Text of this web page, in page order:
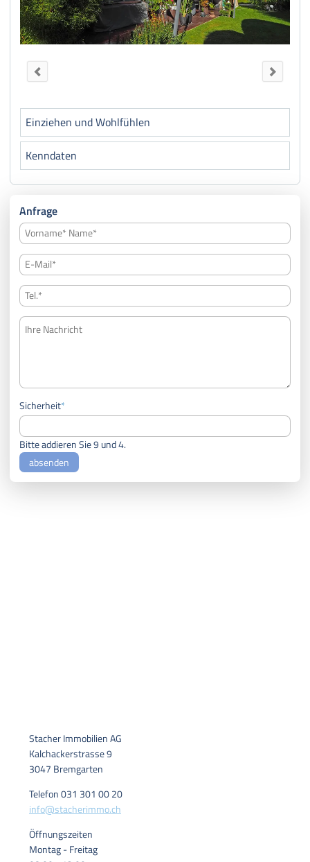
Einziehen und Wohlfühlen
Kenndaten
Anfrage
Pflichtfeld
Sicherheit*
Bitte addieren Sie 9 und 4.
absenden
Stacher Immobilien AG
Kalchackerstrasse 9
3047 Bremgarten
Telefon 031 301 00 20
info@stacherimmo.ch
Öffnungszeiten
Montag - Freitag